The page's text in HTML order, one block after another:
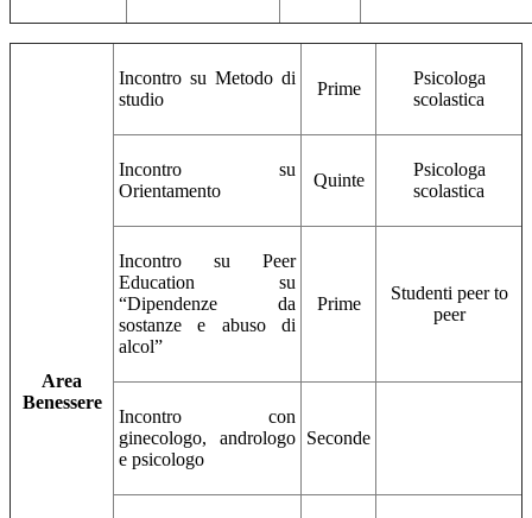
Area
Benessere
Incontro su Metodo di
studio
Prime
Psicologa
scolastica
Incontro su
Orientamento
Quinte
Psicologa
scolastica
Incontro su Peer
Education su
“Dipendenze da
sostanze e abuso di
alcol”
Prime
Studenti peer to
peer
Incontro con
ginecologo, andrologo
e psicologo
Seconde